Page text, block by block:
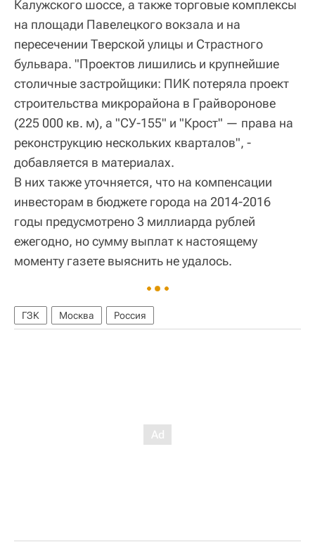
Калужского шоссе, а также торговые комплексы
на площади Павелецкого вокзала и на
пересечении Тверской улицы и Страстного
бульвара. "Проектов лишились и крупнейшие
столичные застройщики: ПИК потеряла проект
строительства микрорайона в Грайворонове
(225 000 кв. м), а "СУ-155" и "Крост" — права на
реконструкцию нескольких кварталов", -
добавляется в материалах.
В них также уточняется, что на компенсации
инвесторам в бюджете города на 2014-2016
годы предусмотрено 3 миллиарда рублей
ежегодно, но сумму выплат к настоящему
моменту газете выяснить не удалось.
ГЗК Москва Россия